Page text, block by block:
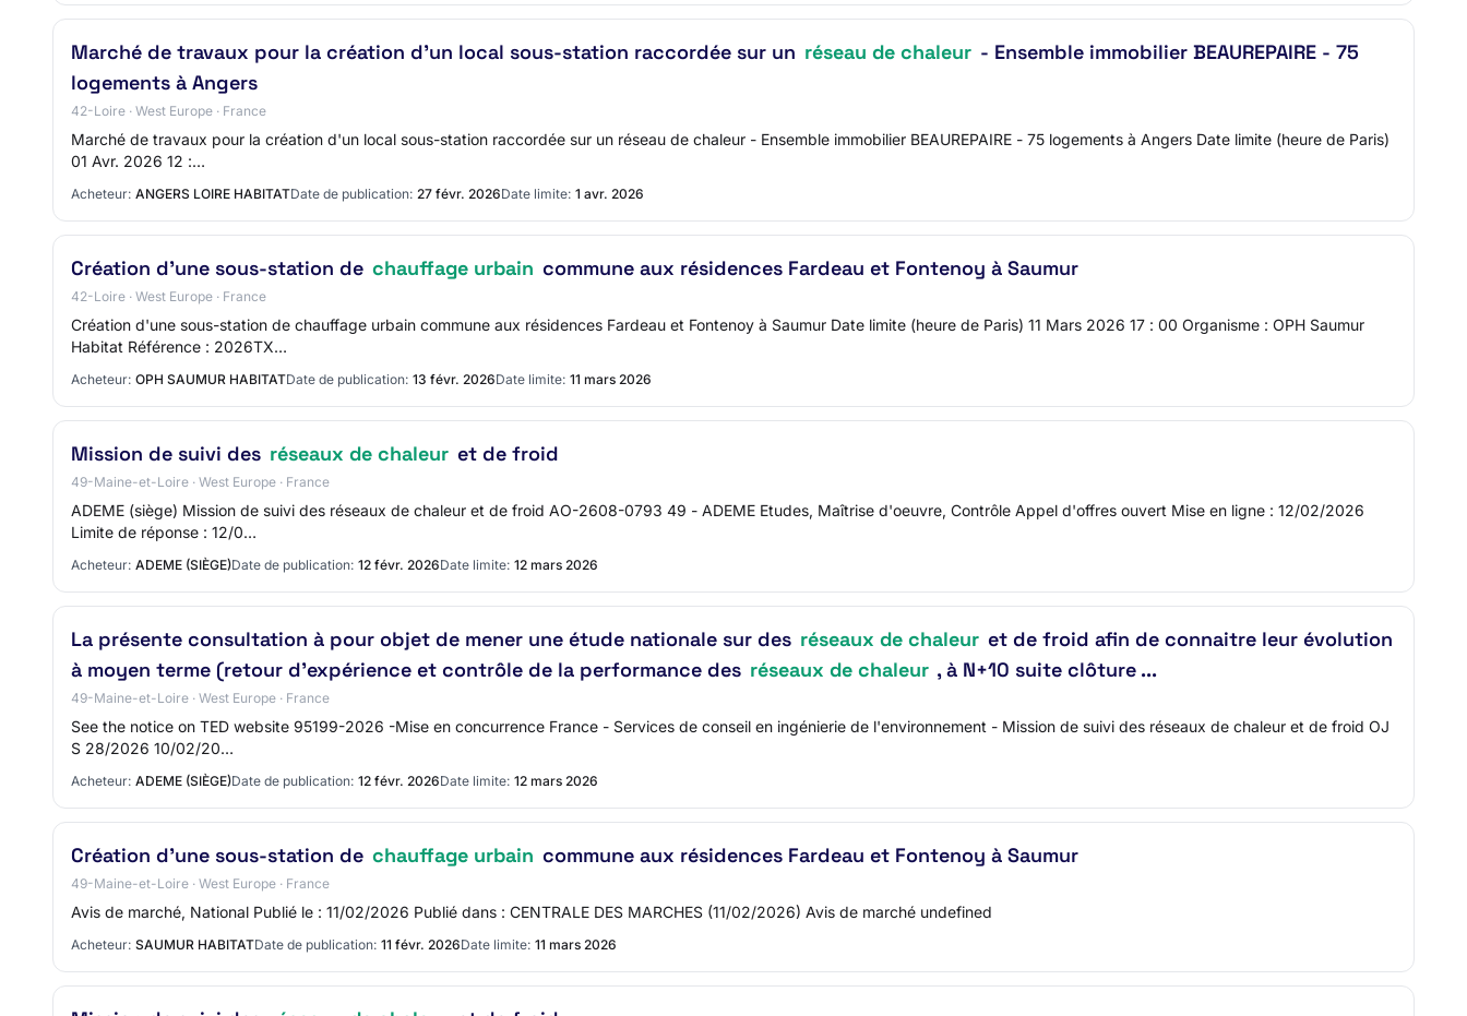
Marché de travaux pour la création d'un local sous-station raccordée sur un réseau de chaleur - Ensemble immobilier BEAUREPAIRE - 75
logements à Angers
42-Loire · West Europe · France
Marché de travaux pour la création d'un local sous-station raccordée sur un réseau de chaleur - Ensemble immobilier BEAUREPAIRE - 75 logements à Angers Date limite (heure de Paris)
01 Avr. 2026 12 :…
Acheteur: ANGERS LOIRE HABITATDate de publication: 27 févr. 2026Date limite: 1 avr. 2026
Création d'une sous-station de chauffage urbain commune aux résidences Fardeau et Fontenoy à Saumur
42-Loire · West Europe · France
Création d'une sous-station de chauffage urbain commune aux résidences Fardeau et Fontenoy à Saumur Date limite (heure de Paris) 11 Mars 2026 17 : 00 Organisme : OPH Saumur
Habitat Référence : 2026TX…
Acheteur: OPH SAUMUR HABITATDate de publication: 13 févr. 2026Date limite: 11 mars 2026
Mission de suivi des réseaux de chaleur et de froid
49-Maine-et-Loire · West Europe · France
ADEME (siège) Mission de suivi des réseaux de chaleur et de froid AO-2608-0793 49 - ADEME Etudes, Maîtrise d'oeuvre, Contrôle Appel d'offres ouvert Mise en ligne : 12/02/2026
Limite de réponse : 12/0…
Acheteur: ADEME (SIÈGE)Date de publication: 12 févr. 2026Date limite: 12 mars 2026
La présente consultation à pour objet de mener une étude nationale sur des réseaux de chaleur et de froid afin de connaitre leur évolution
à moyen terme (retour d'expérience et contrôle de la performance des réseaux de chaleur , à N+10 suite clôture ...
49-Maine-et-Loire · West Europe · France
See the notice on TED website 95199-2026 -Mise en concurrence France - Services de conseil en ingénierie de l'environnement - Mission de suivi des réseaux de chaleur et de froid OJ
S 28/2026 10/02/20…
Acheteur: ADEME (SIÈGE)Date de publication: 12 févr. 2026Date limite: 12 mars 2026
Création d'une sous-station de chauffage urbain commune aux résidences Fardeau et Fontenoy à Saumur
49-Maine-et-Loire · West Europe · France
Avis de marché, National Publié le : 11/02/2026 Publié dans : CENTRALE DES MARCHES (11/02/2026) Avis de marché undefined
Acheteur: SAUMUR HABITATDate de publication: 11 févr. 2026Date limite: 11 mars 2026